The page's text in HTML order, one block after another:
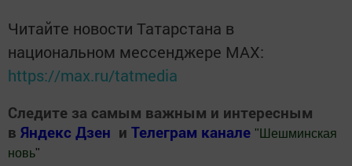
Читайте новости Татарстана в
национальном мессенджере MАХ:
https://max.ru/tatmedia
Следите за самым важным и интересным
в Яндекс Дзен и Телеграм канале " Шешминская
новь"